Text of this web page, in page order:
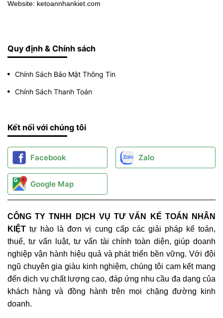
Website: ketoannhankiet.com
Quy định & Chính sách
Chính Sách Bảo Mật Thông Tin
Chính Sách Thanh Toán
Kết nối với chúng tôi
Facebook Zalo
Google Map
CÔNG TY TNHH DỊCH VỤ TƯ VẤN KẾ TOÁN NHÂN
KIỆT tự hào là đơn vị cung cấp các giải pháp kế toán,
thuế, tư vấn luật, tư vấn tài chính toàn diện, giúp doanh
nghiệp vận hành hiệu quả và phát triển bền vững. Với đội
ngũ chuyên gia giàu kinh nghiệm, chúng tôi cam kết mang
đến dịch vụ chất lượng cao, đáp ứng nhu cầu đa dạng của
khách hàng và đồng hành trên mọi chặng đường kinh
doanh.